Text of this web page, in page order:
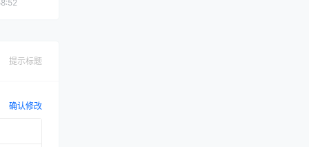
提示标题
确认修改